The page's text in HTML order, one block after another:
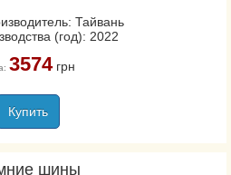
Тайвань
(год): 2022
3574грн
Купить
шины